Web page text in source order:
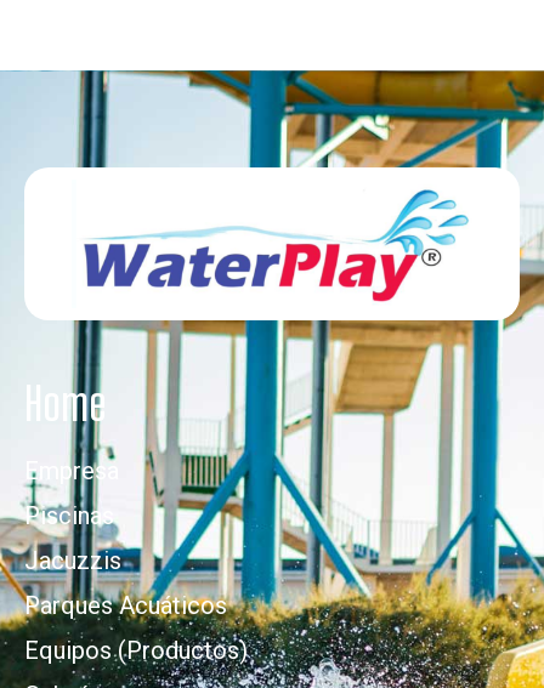
Home
Empresa
Piscinas
Jacuzzis
Parques Acuáticos
Equipos (Productos)